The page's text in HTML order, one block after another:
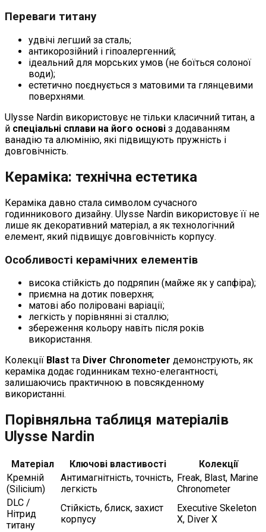
Переваги титану
удвічі легший за сталь;
антикорозійний і гіпоалергенний;
ідеальний для морських умов (не боїться солоної
води);
естетично поєднується з матовими та глянцевими
поверхнями.
Ulysse Nardin використовує не тільки класичний титан, а
й спеціальні сплави на його основі з додаванням
ванадію та алюмінію, які підвищують пружність і
довговічність.
Кераміка: технічна естетика
Кераміка давно стала символом сучасного
годинникового дизайну. Ulysse Nardin використовує її не
лише як декоративний матеріал, а як технологічний
елемент, який підвищує довговічність корпусу.
Особливості керамічних елементів
висока стійкість до подряпин (майже як у сапфіра);
приємна на дотик поверхня;
матові або поліровані варіації;
легкість у порівнянні зі сталлю;
збереження кольору навіть після років
використання.
Колекції Blastта Diver Chronometer демонструють, як
кераміка додає годинникам техно-елегантності,
залишаючись практичною в повсякденному
використанні.
Порівняльна таблиця матеріалів
Ulysse Nardin
Матеріал Ключові властивості
Колекції
Кремній
(Silicium)
Антимагнітність, точність,
легкість
Freak, Blast, Marine
Chronometer
DLC /
Нітрид
титану
Стійкість, блиск, захист
корпусу
Executive Skeleton
X, Diver X